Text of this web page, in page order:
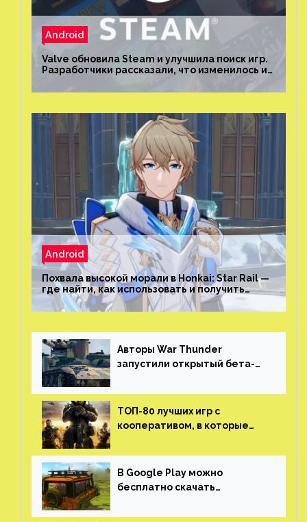
Android
Valve обновила Steam и улучшила поиск игр.
Разработчики рассказали, что изменилось и
Android
Похвала высокой морали в Honkai: Star Rail —
где найти, как использовать и получить
скрытые достижения
Авторы War Thunder
запустили открытый бета-
трейлер и скриншоты
ТОП-80 лучших игр с
кооперативом, в которые
(никаких MMO)
В Google Play можно
бесплатно скачать
открытым миром, прокачкой,